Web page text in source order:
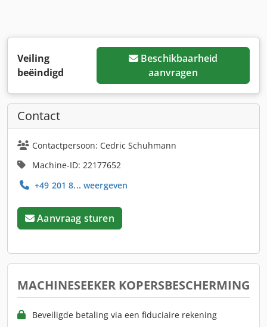
Veiling
beëindigd
Beschikbaarheid
aanvragen
Contact
Contactpersoon: Cedric Schuhmann
Machine-ID: 22177652
+49 201 8... weergeven
Aanvraag sturen
MACHINESEEKER KOPERSBESCHERMING
Beveiligde betaling via een fiduciaire rekening